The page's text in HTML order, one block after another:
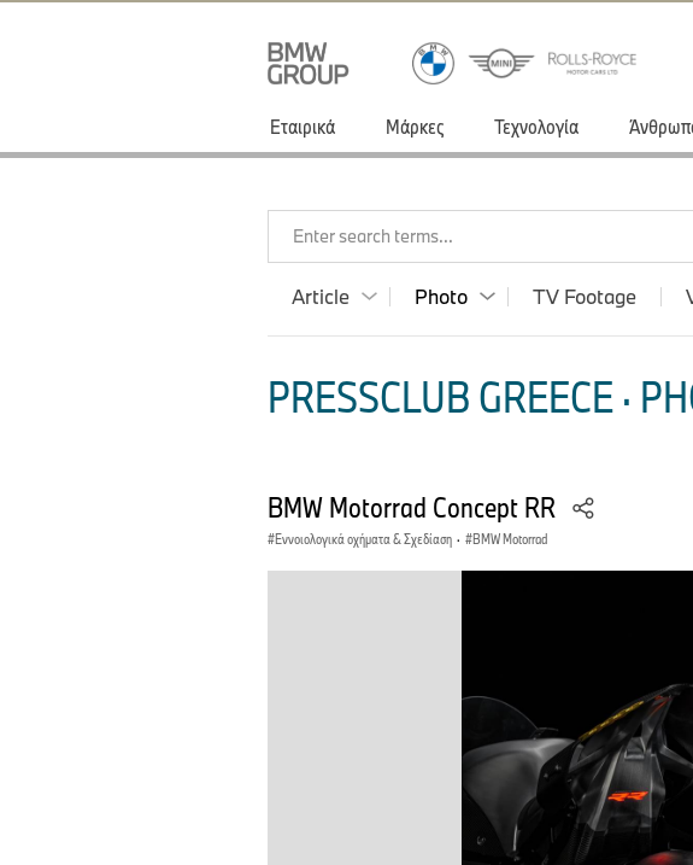
Εταιρικά Μάρκες Τεχνολογία
Enter search terms...
Article Photo TV Footage
PRESSCLUB GREECE ·
BMW Motorrad Concept RR
Εννοιολογικά οχήματα & Σχεδίαση · BMW Motorrad